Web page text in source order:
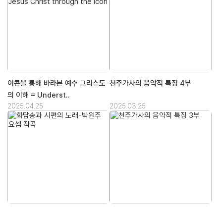
이콘을 통해 바라본 예수 그리스도
의 이해 = Underst..
2025.04.25
천주가사의 음악적 특징 4부
2025.03.25